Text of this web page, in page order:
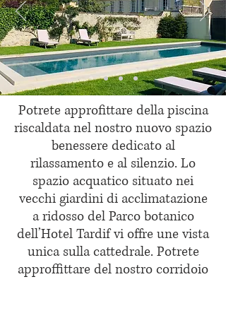
Potrete approfittare della piscina
riscaldata nel nostro nuovo spazio
benessere dedicato al
rilassamento e al silenzio. Lo
spazio acquatico situato nei
vecchi giardini di acclimatazione
a ridosso del Parco botanico
dell’Hotel Tardif vi offre une vista
unica sulla cattedrale. Potrete
approffittare del nostro corridoio